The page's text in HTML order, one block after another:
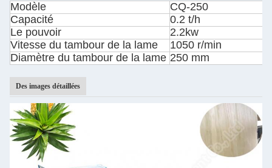
Modèle
CQ-250
Capacité
0.2 t/h
Le pouvoir
2.2kw
Vitesse du tambour de la lame
1050 r/min
Diamètre du tambour de la lame 250 mm
Des images détaillées